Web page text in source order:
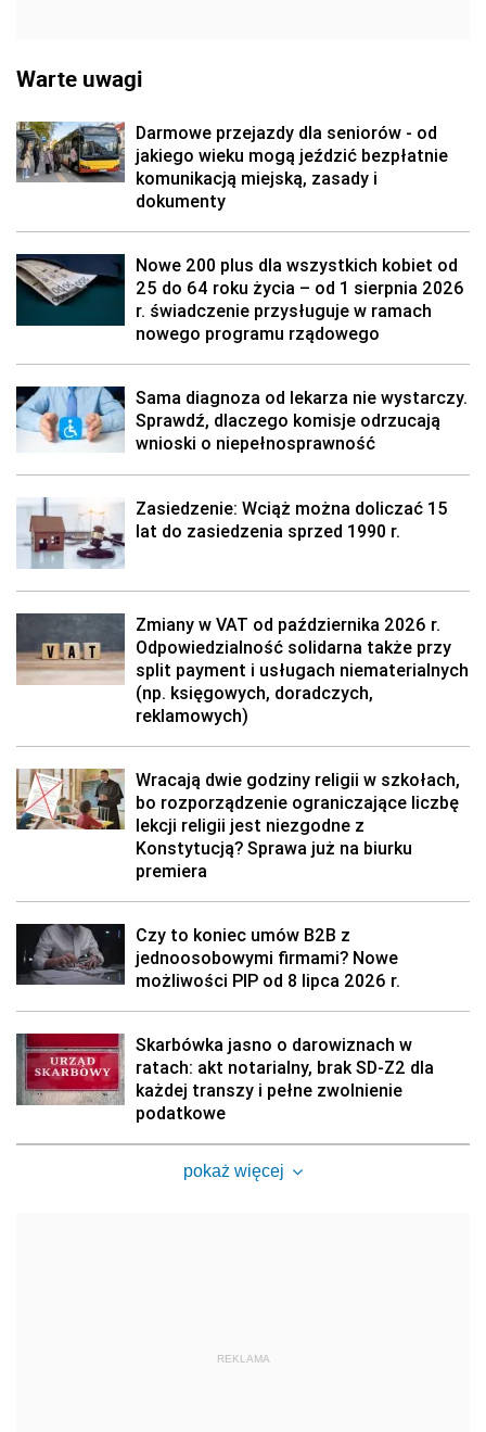
Warte uwagi
Darmowe przejazdy dla seniorów - od
jakiego wieku mogą jeździć bezpłatnie
komunikacją miejską, zasady i
dokumenty
Nowe 200 plus dla wszystkich kobiet od
25 do 64 roku życia – od 1 sierpnia 2026
r. świadczenie przysługuje w ramach
nowego programu rządowego
Sama diagnoza od lekarza nie wystarczy.
Sprawdź, dlaczego komisje odrzucają
wnioski o niepełnosprawność
Zasiedzenie: Wciąż można doliczać 15
lat do zasiedzenia sprzed 1990 r.
Zmiany w VAT od października 2026 r.
Odpowiedzialność solidarna także przy
split payment i usługach niematerialnych
(np. księgowych, doradczych,
reklamowych)
Wracają dwie godziny religii w szkołach,
bo rozporządzenie ograniczające liczbę
lekcji religii jest niezgodne z
Konstytucją? Sprawa już na biurku
premiera
Czy to koniec umów B2B z
jednoosobowymi firmami? Nowe
możliwości PIP od 8 lipca 2026 r.
Skarbówka jasno o darowiznach w
ratach: akt notarialny, brak SD-Z2 dla
każdej transzy i pełne zwolnienie
podatkowe
pokaż więcej
REKLAMA